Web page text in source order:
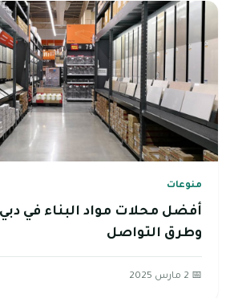
منوعات
أفضل محلات مواد البناء في
وطرق التواصل
📅 2 مارس 2025